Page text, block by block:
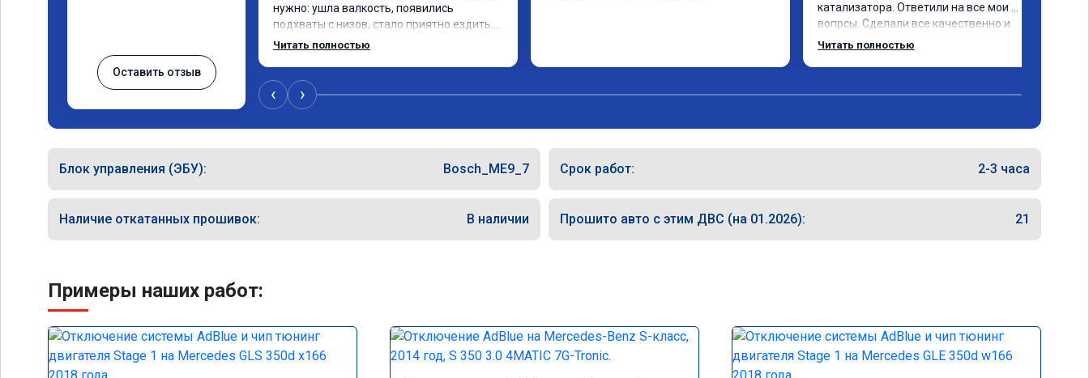
Оставить отзыв
нужно: ушла валкость, появились
подхваты с низов, стало приятно ездить.
Одни из лучших трат, в авто! 🔥
Читать полностью
катализатора. Ответили на все мои
вопрсы. Сделали все качественно и
несмотря на конец рабочего дня
Читать полностью
‹ ›
Блок управления (ЭБУ): Bosch_ME9_7 Срок работ: 2-3 часа
Наличие откатанных прошивок: В наличии Прошито авто с этим ДВС (на 01.2026): 21
Примеры наших работ: